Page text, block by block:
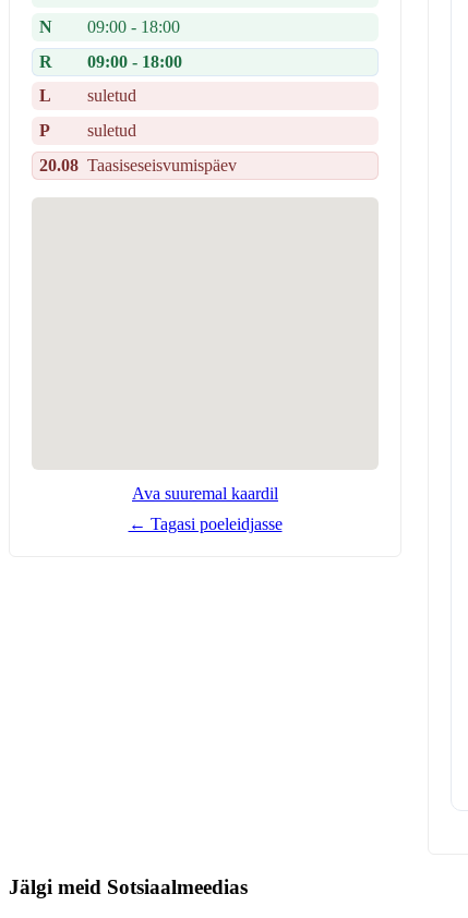
N
09:00 - 18:00
R
09:00 - 18:00
L
suletud
P
suletud
20.08 Taasiseseisvumispäev
Ava suuremal kaardil
← Tagasi poeleidjasse
Jälgi meid Sotsiaalmeedias